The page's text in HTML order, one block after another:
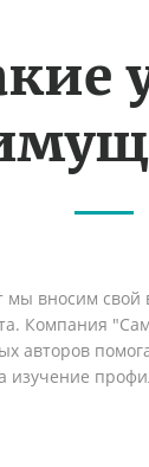
вносим свой
Компания
авторов
изучение